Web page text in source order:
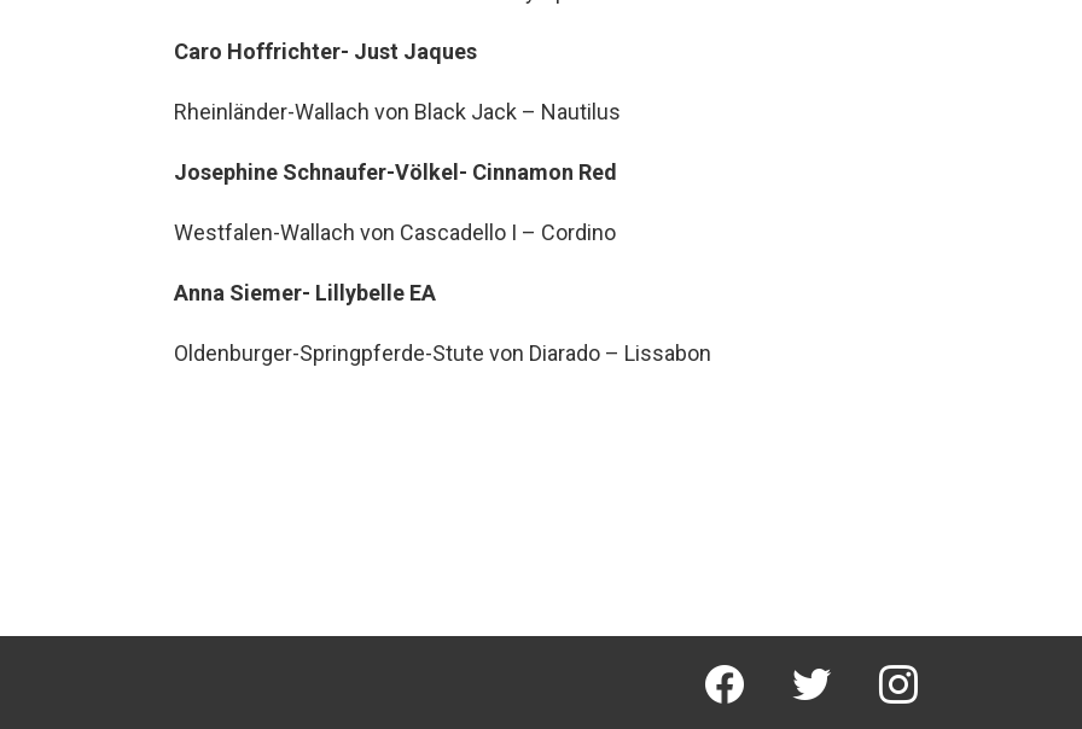
Caro Hoffrichter- Just Jaques
Rheinländer-Wallach von Black Jack – Nautilus
Josephine Schnaufer-Völkel- Cinnamon Red
Westfalen-Wallach von Cascadello I – Cordino
Anna Siemer- Lillybelle EA
Oldenburger-Springpferde-Stute von Diarado – Lissabon
facebook twitter instagram